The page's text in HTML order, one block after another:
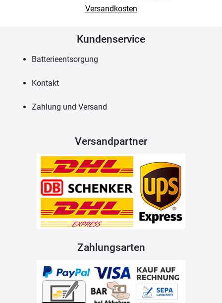
Versandkosten
Kundenservice
Batterieentsorgung
Kontakt
Zahlung und Versand
Versandpartner
Zahlungsarten